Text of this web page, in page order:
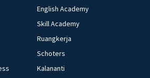
English Academy
Skill Academy
Ruangkerja
Schoters
Kalananti